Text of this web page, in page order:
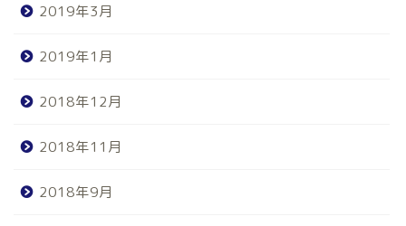
2019年3月
2019年1月
2018年12月
2018年11月
2018年9月